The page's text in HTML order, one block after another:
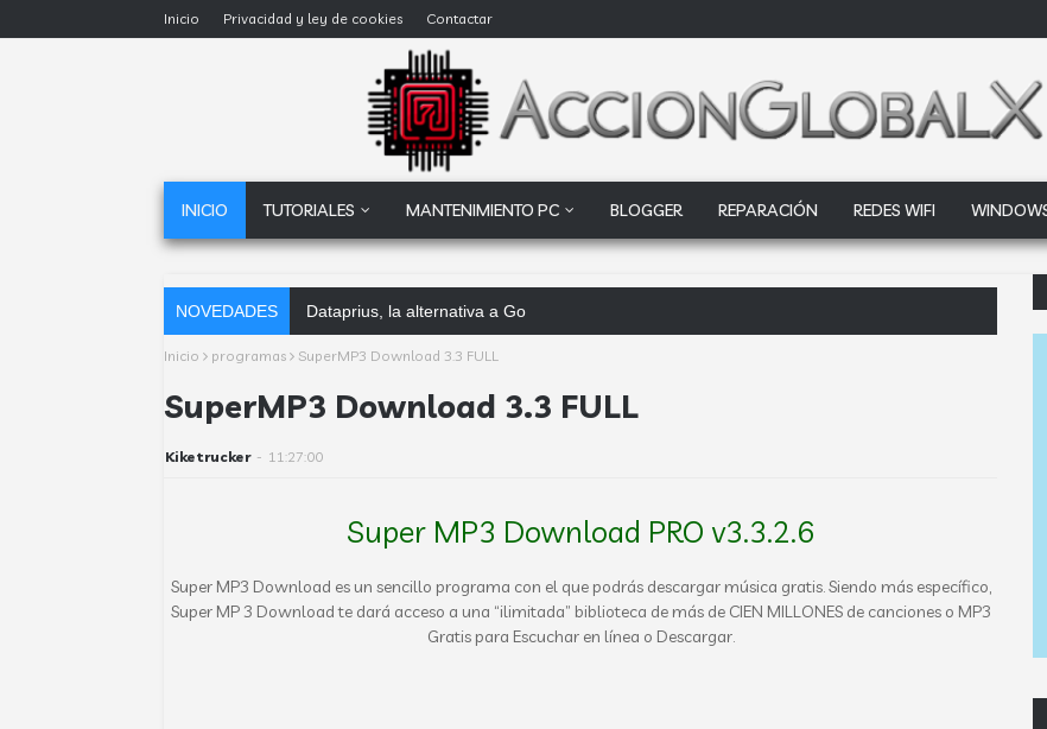
Inicio Privacidad y ley de cookies Contactar
INICIO TUTORIALES MANTENIMIENTO PC BLOGGER REPARACIÓN REDES WIFI
NOVEDADES Dataprius, la alternativa a Google Drive y Dropbox que las empre
Inicio programas SuperMP3 Download 3.3 FULL
SuperMP3 Download 3.3 FULL
Kiketrucker - 11:27:00
Super MP3 Download PRO v3.3.2.6
Super MP3 Download es un sencillo programa con el que podrás descargar música gratis. Siendo más específico,
Super MP 3 Download te dará acceso a una “ilimitada” biblioteca de más de CIEN MILLONES de canciones o MP3
Gratis para Escuchar en línea o Descargar.